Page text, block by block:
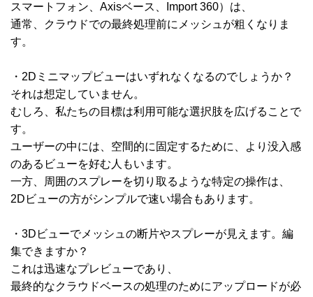
スマートフォン、Axisベース、Import 360）は、
通常、クラウドでの最終処理前にメッシュが粗くなりま
す。
・2Dミニマップビューはいずれなくなるのでしょうか？
それは想定していません。
むしろ、私たちの目標は利用可能な選択肢を広げることで
す。
ユーザーの中には、空間的に固定するために、より没入感
のあるビューを好む人もいます。
一方、周囲のスプレーを切り取るような特定の操作は、
2Dビューの方がシンプルで速い場合もあります。
・3Dビューでメッシュの断片やスプレーが見えます。編
集できますか？
これは迅速なプレビューであり、
最終的なクラウドベースの処理のためにアップロードが必